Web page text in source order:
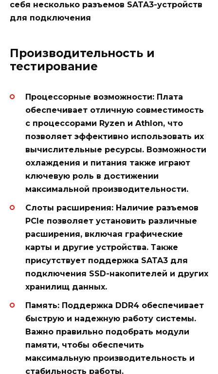
себя несколько разъемов SATA3-устройств
для подключения
Производительность и
тестирование
Процессорные возможности: Плата
обеспечивает отличную совместимость
с процессорами Ryzen и Athlon, что
позволяет эффективно использовать их
вычислительные ресурсы. Возможности
охлаждения и питания также играют
ключевую роль в достижении
максимальной производительности.
Слоты расширения: Наличие разъемов
PCIe позволяет установить различные
расширения, включая графические
карты и другие устройства. Также
присутствует поддержка SATA3 для
подключения SSD-накопителей и других
хранилищ данных.
Память: Поддержка DDR4 обеспечивает
быструю и надежную работу системы.
Важно правильно подобрать модули
памяти, чтобы обеспечить
максимальную производительность и
стабильность работы.